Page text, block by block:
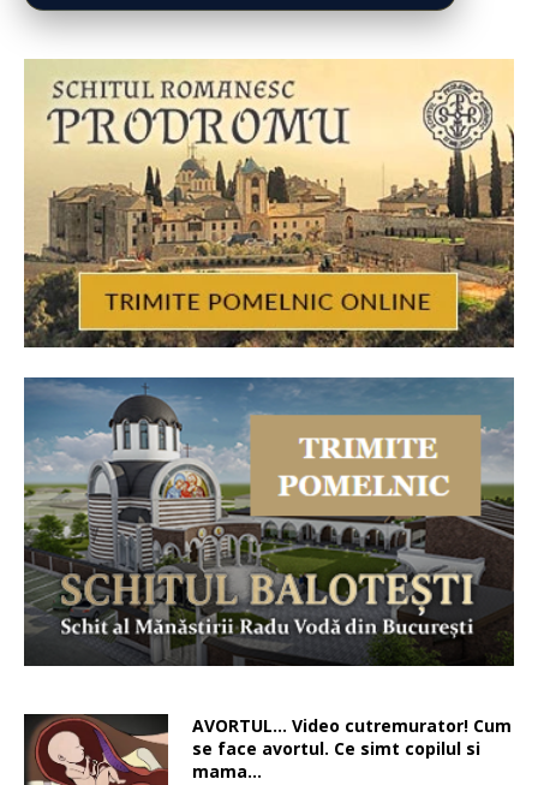
AVORTUL… Video cutremurator! Cum
se face avortul. Ce simt copilul si
mama…